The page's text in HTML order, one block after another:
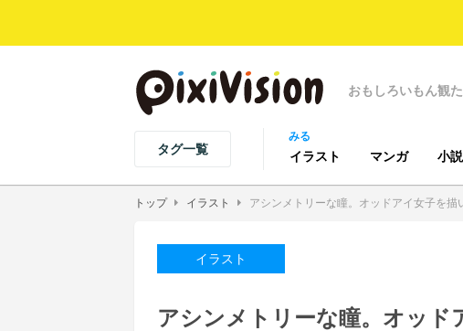
おもしろいもん観
タグ一覧
みる
イラスト マンガ 小説
トップ イラスト アシンメトリーな瞳。オッドアイ女子を描
イラスト
アシンメトリーな瞳。オッド